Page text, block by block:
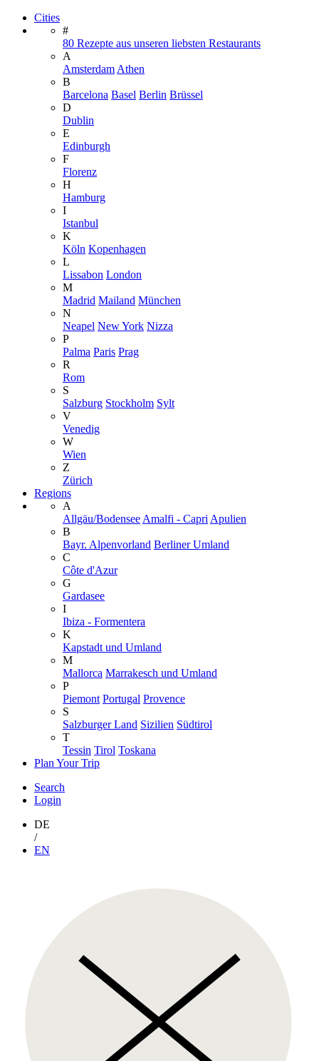
Cities
#
80 Rezepte aus unseren liebsten Restaurants
A
Amsterdam Athen
B
Barcelona Basel Berlin Brüssel
D
Dublin
E
Edinburgh
F
Florenz
H
Hamburg
I
Istanbul
K
Köln Kopenhagen
L
Lissabon London
M
Madrid Mailand München
N
Neapel New York Nizza
P
Palma Paris Prag
R
Rom
S
Salzburg Stockholm Sylt
V
Venedig
W
Wien
Z
Zürich
Regions
A
Allgäu/Bodensee Amalfi - Capri Apulien
B
Bayr. Alpenvorland Berliner Umland
C
Côte d'Azur
G
Gardasee
I
Ibiza - Formentera
K
Kapstadt und Umland
M
Mallorca Marrakesch und Umland
P
Piemont Portugal Provence
S
Salzburger Land Sizilien Südtirol
T
Tessin Tirol Toskana
Plan Your Trip
Search
Login
DE
/
EN